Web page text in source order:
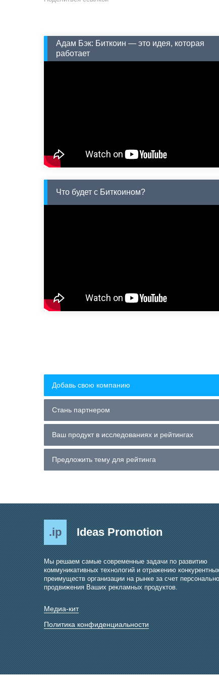
Адам Бэк: Биткоин — это идея, которая
работает
Что будет с Биткоином?
Добавь свою компанию
Стань партнером
Ваш продукт в исследованиях и рейтингах
Предложить тему для рейтинга
.ip Ideas Promotion
Мы решаем самые современные задачи по развитию
коммуникативных технологий и отражению
преимуществ организации на рынке за счет
продвижения Ваших рекламных продуктов.
Медиа-кит
Политика конфиденциальности